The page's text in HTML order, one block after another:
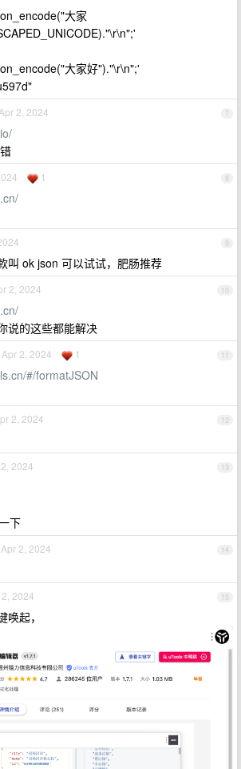
大家
大家好")."\r\n";'
7
Apr 2, 2024
8
1
9
叫 ok json 可以试试，肥肠推荐
10
2, 2024
说的这些都能解决
11
Apr 2, 2024 1
#/formatJSON
12
2, 2024
13
2024
下
14
Apr 2, 2024
15
2024
起，